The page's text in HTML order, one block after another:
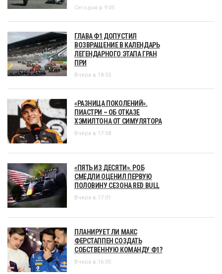
Сегодня в 9:05
ГЛАВА Ф1 ДОПУСТИЛ
ВОЗВРАЩЕНИЕ В КАЛЕНДАРЬ
ЛЕГЕНДАРНОГО ЭТАПА ГРАН
ПРИ
Вчера в 18:55
«РАЗНИЦА ПОКОЛЕНИЙ».
ПИАСТРИ – ОБ ОТКАЗЕ
ХЭМИЛТОНА ОТ СИМУЛЯТОРА
Вчера в 17:58
«ПЯТЬ ИЗ ДЕСЯТИ». РОБ
СМЕДЛИ ОЦЕНИЛ ПЕРВУЮ
ПОЛОВИНУ СЕЗОНА RED BULL
Вчера в 17:01
ПЛАНИРУЕТ ЛИ МАКС
ФЕРСТАППЕН СОЗДАТЬ
СОБСТВЕННУЮ КОМАНДУ Ф1?
Вчера в 16:05